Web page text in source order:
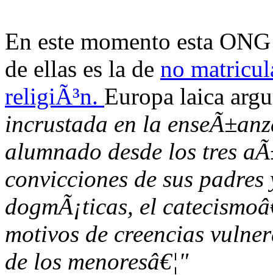
En este momento esta
de ellas es la de no
religiÃ³n. Europa laica
incrustada en la
alumnado desde los tres
convicciones de sus
dogmÃ¡ticas, el
motivos de creencias
de los menoresâ€¦"